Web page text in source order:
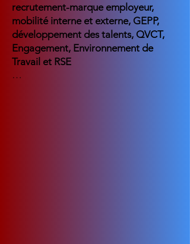
recrutement-marque employeur,
mobilité interne et externe, GEPP,
développement des talents, QVCT,
Engagement, Environnement de
Travail et RSE
…